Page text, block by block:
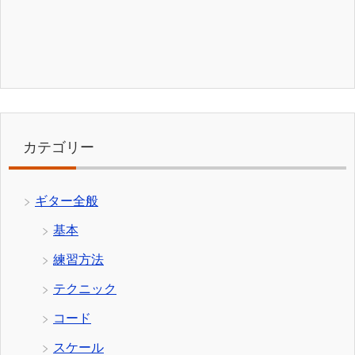
カテゴリー
ギター全般
基本
練習方法
テクニック
コード
スケール